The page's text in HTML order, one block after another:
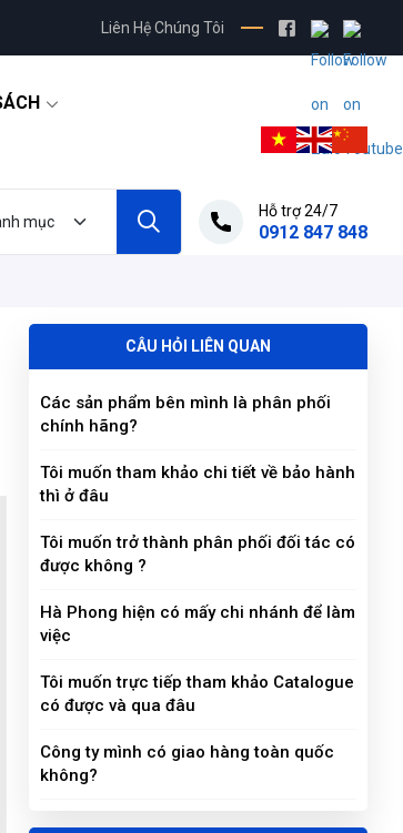
Liên Hệ Chúng Tôi
Hỗ trợ 24/7
0912 847 848
CÂU HỎI LIÊN QUAN
Các sản phẩm bên mình là phân phối
chính hãng?
Tôi muốn tham khảo chi tiết về bảo hành
thì ở đâu
Tôi muốn trở thành phân phối đối tác có
được không ?
Hà Phong hiện có mấy chi nhánh để làm
việc
Tôi muốn trực tiếp tham khảo Catalogue
có được và qua đâu
Công ty mình có giao hàng toàn quốc
không?